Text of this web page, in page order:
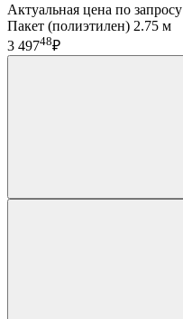
Актуальная цена по запросу
Пакет (полиэтилен) 2.75 м
3 49748₽